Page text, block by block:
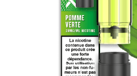
PREGUNTAS MÁS FRECUENTES
CONVIÉRTASE EN UN MAYORISTA